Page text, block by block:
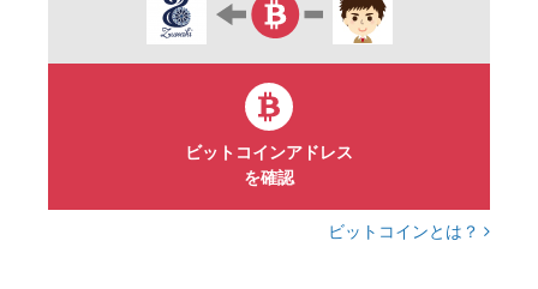
プードル 犬 猫
大人かわいい
ビットコインアドレス
を確認
ビットコインとは？